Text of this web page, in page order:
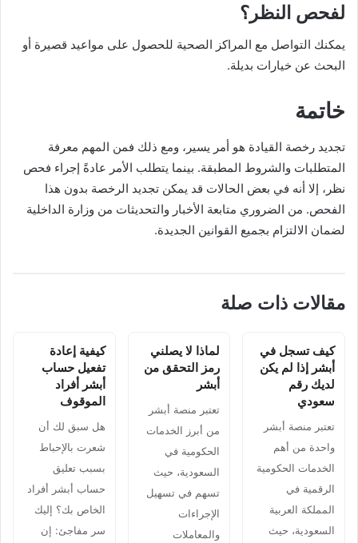
لفحص النظر؟
يمكنك التواصل مع المراكز الصحية للحصول على مواعيد قصيرة أو
البحث عن خيارات بديلة.
خاتمة
تجديد رخصة القيادة هو أمر يسير، ومع ذلك فمن المهم معرفة
المتطلبات والشروط المطبقة. بينما يتطلب الأمر عادةً إجراء فحص
نظر، إلا أنه في بعض الحالات قد يمكن تجديد الرخصة بدون هذا
الفحص. من الضروري متابعة الأخبار والتحديثات من وزارة الداخلية
لضمان الالتزام بجميع القوانين الجديدة.
مقالات ذات صلة
كيف تسجل في
أبشر إذا لم يكن
لديك رقم
سعودي
تعتبر منصة أبشر
واحدة من أهم
الخدمات الحكومية
الرقمية في
المملكة العربية
السعودية، حيث
لماذا لا يصلني
رمز التحقق من
أبشر
تعتبر منصة أبشر
من أبرز الخدمات
الحكومية في
السعودية، حيث
تسهم في تسهيل
الإجراءات
والمعاملات
كيفية إعادة
تفعيل حساب
أبشر أفراد
الموقوف
هل سبق لك أن
شعرت بالإحباط
بسبب تعليق
حساب أبشر أفراد
الخاص بك؟ إليك
سر مفاجئ: إن